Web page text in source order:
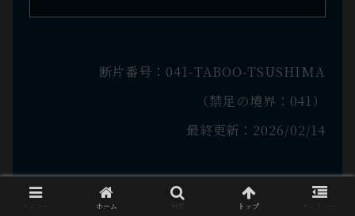
断片番号：041-TABOO-TSUSHIMA
（禁足の境界：041）
最終更新：2026/02/14
ホーム トップ